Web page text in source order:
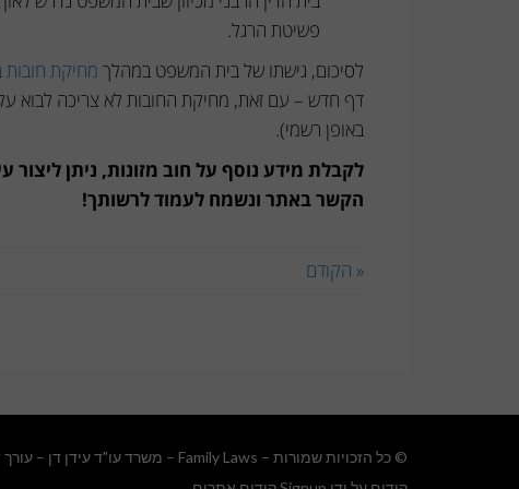
פשיטת הרגל.
לסיכום, גישתו של בית המשפט במהלך מחיקת
דף חדש – עם זאת, מחיקת החובות לא צריכה לבוא על
באופן רשמי).
הקשר באתר ונשמח לעמוד לרשותך!
« הקודם
© כל הזכויות שמורות – Family Laws – משרד עו"ד עידן דן – עורך